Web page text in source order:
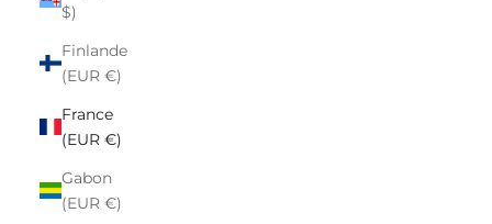
$)
Finlande
(EUR €)
France
(EUR €)
Gabon
(EUR €)